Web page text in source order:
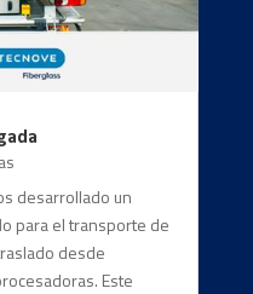
desarrollado un
para el transporte de
desde
Este